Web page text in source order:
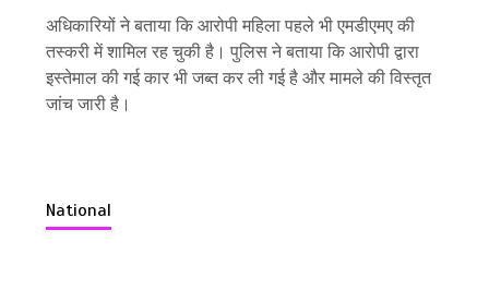
अधिकारियों ने बताया कि आरोपी महिला पहले भी एमडीएमए की
तस्करी में शामिल रह चुकी है। पुलिस ने बताया कि आरोपी द्वारा
इस्तेमाल की गई कार भी जब्त कर ली गई है और मामले की विस्तृत
जांच जारी है।
National